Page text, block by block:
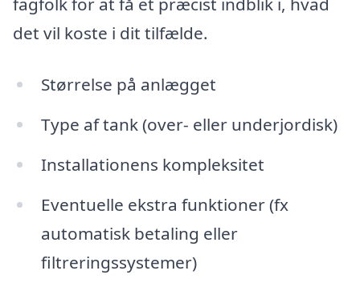
det vil koste i dit tilfælde.
Størrelse på anlægget
Type af tank (over- eller underjordisk)
Installationens kompleksitet
Eventuelle ekstra funktioner (fx
automatisk betaling eller
filtreringssystemer)